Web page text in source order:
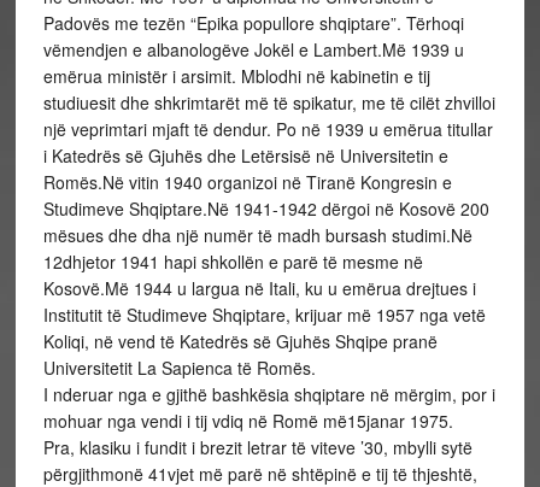
Padovës me tezën “Epika popullore shqiptare”. Tërhoqi
vëmendjen e albanologëve Jokël e Lambert.Më 1939 u
emërua ministër i arsimit. Mblodhi në kabinetin e tij
studiuesit dhe shkrimtarët më të spikatur, me të cilët zhvilloi
një veprimtari mjaft të dendur. Po në 1939 u emërua titullar
i Katedrës së Gjuhës dhe Letërsisë në Universitetin e
Romës.Në vitin 1940 organizoi në Tiranë Kongresin e
Studimeve Shqiptare.Në 1941-1942 dërgoi në Kosovë 200
mësues dhe dha një numër të madh bursash studimi.Në
12dhjetor 1941 hapi shkollën e parë të mesme në
Kosovë.Më 1944 u largua në Itali, ku u emërua drejtues i
Institutit të Studimeve Shqiptare, krijuar më 1957 nga vetë
Koliqi, në vend të Katedrës së Gjuhës Shqipe pranë
Universitetit La Sapienca të Romës.
I nderuar nga e gjithë bashkësia shqiptare në mërgim, por i
mohuar nga vendi i tij vdiq në Romë më15janar 1975.
Pra, klasiku i fundit i brezit letrar të viteve ’30, mbylli sytë
përgjithmonë 41vjet më parë në shtëpinë e tij të thjeshtë,